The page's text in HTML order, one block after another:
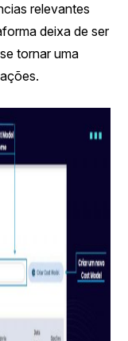
relevantes
deixa de ser
tornar uma